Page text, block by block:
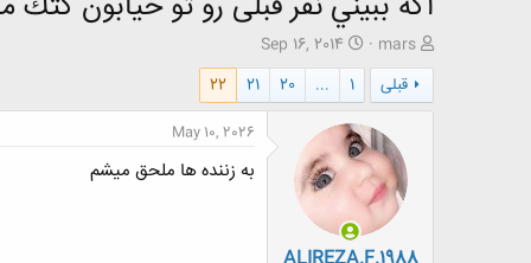
ش
ر
و
ع
و
mars
ت
ا
ی
خ
ش
ر
و
ع
Sep 16, 2014
قبلی
1
...
20
21
22
May 10, 2026
به زننده ها ملحق میشم